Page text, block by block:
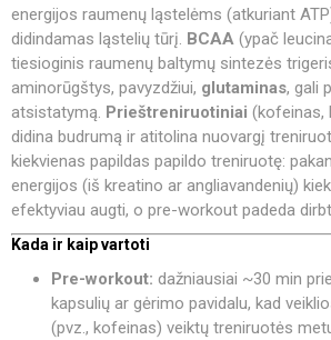
energijos raumenų ląstelėms (atkuriant
didindamas ląstelių tūrį. BCAA (ypač
tiesioginis raumenų baltymų sintezės
aminorūgštys, pavyzdžiui, glutaminas, gali
atsistatymą. Prieštreniruotiniai (kofeinas,
didina budrumą ir atitolina nuovargį
kiekvienas papildas papildo treniruotę:
energijos (iš kreatino ar angliavandenių)
efektyviau augti, o pre-workout padeda
Kada ir kaip vartoti
Pre-workout: dažniausiai ~30 min
kapsulių ar gėrimo pavidalu, kad
(pvz., kofeinas) veiktų treniruotės